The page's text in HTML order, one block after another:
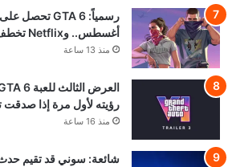
أغسطس.. وNetflix تخطف السبق
منذ 13 ساعة
رؤيته لأول مرة إذا صدقت
منذ 16 ساعة